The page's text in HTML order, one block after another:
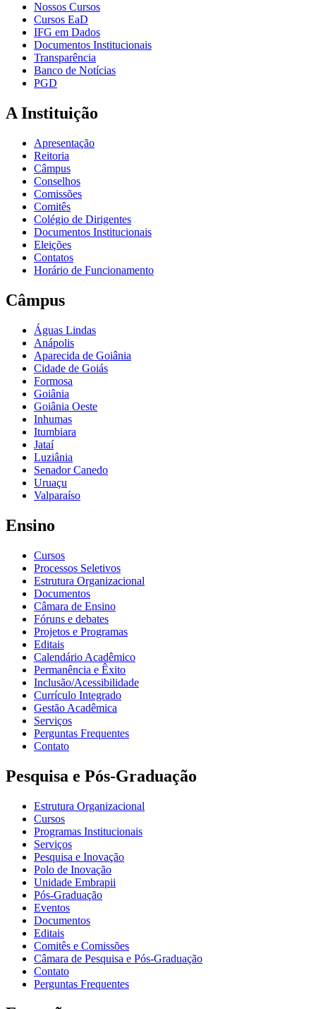
Nossos Cursos
Cursos EaD
IFG em Dados
Documentos Institucionais
Transparência
Banco de Notícias
PGD
A Instituição
Apresentação
Reitoria
Câmpus
Conselhos
Comissões
Comitês
Colégio de Dirigentes
Documentos Institucionais
Eleições
Contatos
Horário de Funcionamento
Câmpus
Águas Lindas
Anápolis
Aparecida de Goiânia
Cidade de Goiás
Formosa
Goiânia
Goiânia Oeste
Inhumas
Itumbiara
Jataí
Luziânia
Senador Canedo
Uruaçu
Valparaíso
Ensino
Cursos
Processos Seletivos
Estrutura Organizacional
Documentos
Câmara de Ensino
Fóruns e debates
Projetos e Programas
Editais
Calendário Acadêmico
Permanência e Êxito
Inclusão/Acessibilidade
Currículo Integrado
Gestão Acadêmica
Serviços
Perguntas Frequentes
Contato
Pesquisa e Pós-Graduação
Estrutura Organizacional
Cursos
Programas Institucionais
Serviços
Pesquisa e Inovação
Polo de Inovação
Unidade Embrapii
Pós-Graduação
Eventos
Documentos
Editais
Comitês e Comissões
Câmara de Pesquisa e Pós-Graduação
Contato
Perguntas Frequentes